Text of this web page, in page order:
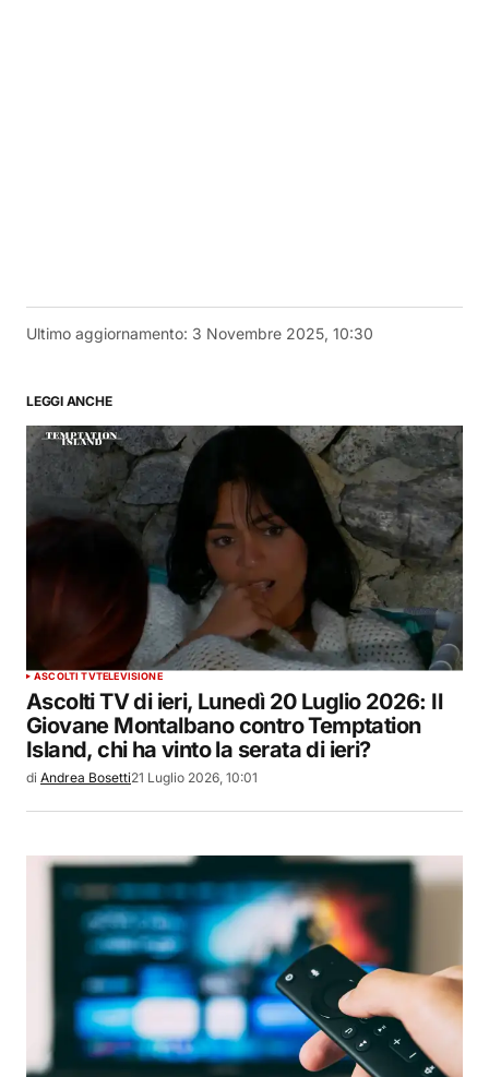
Ultimo aggiornamento: 3 Novembre 2025, 10:30
LEGGI ANCHE
ASCOLTI TVTELEVISIONE
Ascolti TV di ieri, Lunedì 20 Luglio 2026: Il
Giovane Montalbano contro Temptation
Island, chi ha vinto la serata di ieri?
di Andrea Bosetti21 Luglio 2026, 10:01